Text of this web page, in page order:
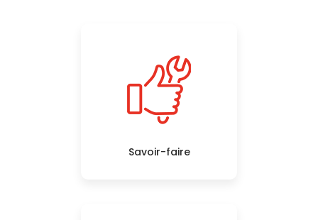
Savoir-faire